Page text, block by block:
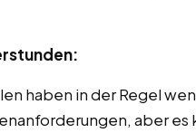
haben in der Regel
aber es